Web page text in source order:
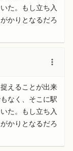
た。もし立ち入
かりとなるだろ
えることが出来
なく、そこに駅
た。もし立ち入
かりとなるだろ